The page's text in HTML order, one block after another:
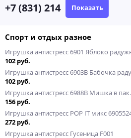
+7 (831) 214 Показать
Спорт и отдых разное
Игрушка антистресс 6901 Яблоко
102 руб.
Игрушка антистресс 6903В Бабочка
102 руб.
Игрушка антистресс 6988В Мишка в пак.
156 руб.
Игрушка антистресс POP IT микс
272 руб.
Игрушка антистресс Гусеница F001